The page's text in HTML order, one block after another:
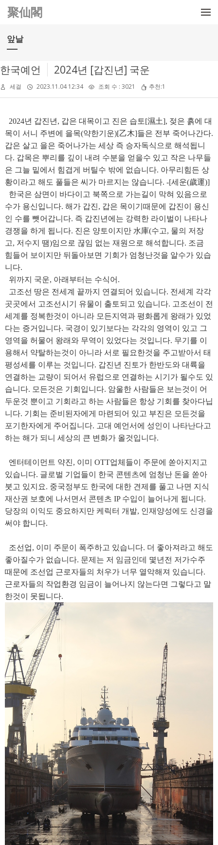
聚仙閣
앞날
한국예언 2024년 [갑진년] 국운
세걸 2023.11.04 12:34 조회 수 : 3021 추천:1
2024년 갑진년, 갑은 대목이고 진은 습토[濕土], 젖은 흙에 대
목이 서니 주변에 을목(약한기운)[乙木]들은 전부 죽어나간다.
갑은 살고 을은 죽어나가는 세상 즉 승자독식으로 해석됩니
다. 갑목은 뿌리를 깊이 내려 수분을 얻을수 있고 작은 나무들
은 그늘 밑에서 힘겹게 버틸수 밖에 없습니다. 아무리힘든 상
황이라고 해도 풀들은 씨가 마르지는 않습니다. -[세운(歲運)]
한국은 삼면이 바다이고 북쪽으로 가는길이 막혀 있음으로
수가 용신입니다. 해가 갑진, 갑은 목이기때문에 갑진이 용신
인 수를 뺏어갑니다. 즉 갑진년에는 강력한 라이벌이 나타나
경쟁을 하게 됩니다. 진은 양토이지만 水庫(수고, 물의 저장
고, 저수지 땜)임으로 끊임 없는 재원으로 해석합니다. 조금
힘들어 보이지만 뒤돌아보면 기회가 엄청난것을 알수가 있습
니다.
위까지 국운, 아래부터는 수식어.
고조선 땅은 전세계 끝까지 연결되어 있습니다. 전세계 각각
곳곳에서 고조선시기 유물이 출토되고 있습니다. 고조선이 전
세계를 정복한것이 아니라 모든지역과 평화롭게 왕래가 있었
다는 증거입니다. 국경이 있기보다는 각각의 영역이 있고 그
영역을 허물어 왕래와 무역이 있었다는 것입니다. 무기를 이
용해서 약탈하는것이 아니라 서로 필요한것을 주고받아서 태
평성세를 이루는 것입니다. 갑진년 진토가 한반도와 대륙을
연결하는 교량이 되어서 유럽으로 연결하는 시기가 될수도 있
습니다. 모든것은 기회입니다. 암울한 사람들은 보는것이 어
두운것 뿐이고 기회라고 하는 사람들은 항상 기회를 찾아다닙
니다. 기회는 준비된자에게 마련되어 있고 부진은 모든것을
포기한자에게 주어집니다. 고대 예언서에 성인이 나타난다고
하는 해가 되니 세상의 큰 변화가 올것입니다.
엔터테이먼트 약진, 이미 OTT업체들이 주문에 쏟아지지고
있습니다. 글로벌 기업들이 한국 콘텐츠에 엄청난 돈을 쏟아
붓고 있지요. 중국정부도 한국에 대한 견제를 풀고 나면 지식
재산권 보호에 나서면서 콘텐츠 IP 수입이 늘어나게 됩니다.
당장의 이익도 중요하지만 케릭터 개발, 인재양성에도 신경을
써야 합니다.
조선업, 이미 주문이 폭주하고 있습니다. 더 좋아져라고 해도
좋아질수가 없습니다. 문제는 저 임금인데 몇년전 저가수주
때문에 조선업 근로자들의 처우가 너무 열악해져 있습니다.
근로자들의 작업환경 임금이 늘어나지 않는다면 그렇다고 말
한것이 못됩니다.